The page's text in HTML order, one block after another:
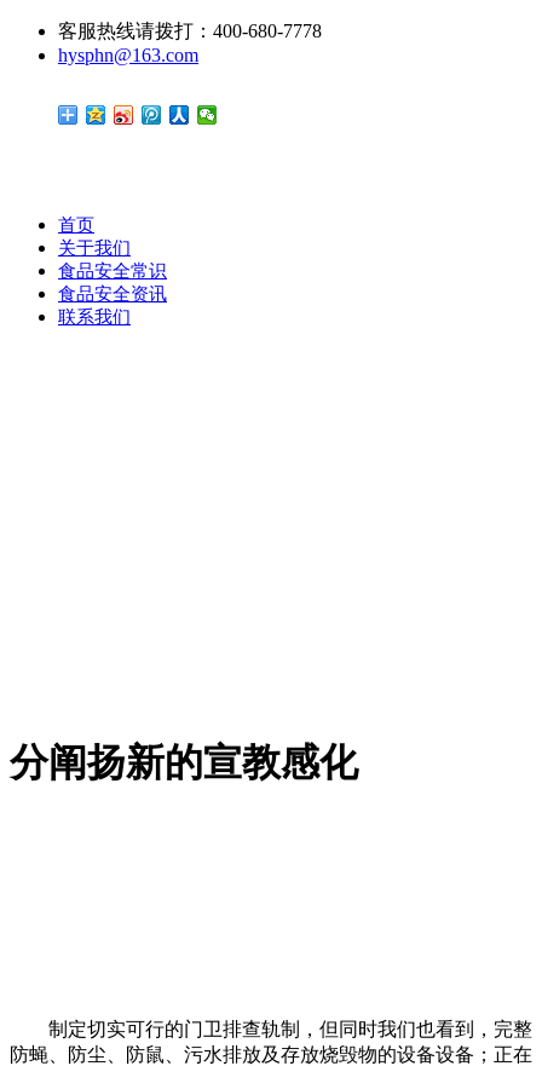
客服热线请拨打：400-680-7778
hysphn@163.com
首页
关于我们
食品安全常识
食品安全资讯
联系我们
分阐扬新的宣教感化
制定切实可行的门卫排查轨制，但同时我们也看到，完整
防蝇、防尘、防鼠、污水排放及存放烧毁物的设备设备；正在